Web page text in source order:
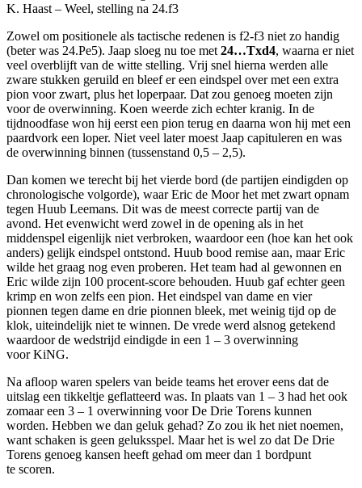
K. Haast – Weel, stelling na 24.f3
Zowel om positionele als tactische redenen is f2-f3 niet zo handig
(beter was 24.Pe5). Jaap sloeg nu toe met 24…Txd4, waarna er niet
veel overblijft van de witte stelling. Vrij snel hierna werden alle
zware stukken geruild en bleef er een eindspel over met een extra
pion voor zwart, plus het loperpaar. Dat zou genoeg moeten zijn
voor de overwinning. Koen weerde zich echter kranig. In de
tijdnoodfase won hij eerst een pion terug en daarna won hij met een
paardvork een loper. Niet veel later moest Jaap capituleren en was
de overwinning binnen (tussenstand 0,5 – 2,5).
Dan komen we terecht bij het vierde bord (de partijen eindigden op
chronologische volgorde), waar Eric de Moor het met zwart opnam
tegen Huub Leemans. Dit was de meest correcte partij van de
avond. Het evenwicht werd zowel in de opening als in het
middenspel eigenlijk niet verbroken, waardoor een (hoe kan het ook
anders) gelijk eindspel ontstond. Huub bood remise aan, maar Eric
wilde het graag nog even proberen. Het team had al gewonnen en
Eric wilde zijn 100 procent-score behouden. Huub gaf echter geen
krimp en won zelfs een pion. Het eindspel van dame en vier
pionnen tegen dame en drie pionnen bleek, met weinig tijd op de
klok, uiteindelijk niet te winnen. De vrede werd alsnog getekend
waardoor de wedstrijd eindigde in een 1 – 3 overwinning
voor KiNG.
Na afloop waren spelers van beide teams het erover eens dat de
uitslag een tikkeltje geflatteerd was. In plaats van 1 – 3 had het ook
zomaar een 3 – 1 overwinning voor De Drie Torens kunnen
worden. Hebben we dan geluk gehad? Zo zou ik het niet noemen,
want schaken is geen geluksspel. Maar het is wel zo dat De Drie
Torens genoeg kansen heeft gehad om meer dan 1 bordpunt
te scoren.